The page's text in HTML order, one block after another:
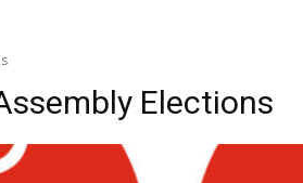
Elections